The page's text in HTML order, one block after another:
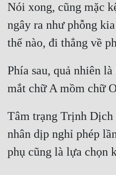
Nói xong, cũng mặc
ngây ra như phỗng
Phía sau, quả nhiên
Tâm trạng Trịnh Dịch
nhân dịp nghỉ phép